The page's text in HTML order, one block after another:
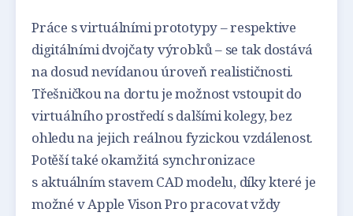
Práce s virtuálními prototypy – respektive
digitálními dvojčaty výrobků – se tak dostává
na dosud nevídanou úroveň realističnosti.
Třešničkou na dortu je možnost vstoupit do
virtuálního prostředí s dalšími kolegy, bez
ohledu na jejich reálnou fyzickou vzdálenost.
Potěší také okamžitá synchronizace
s aktuálním stavem CAD modelu, díky které je
možné v Apple Vison Pro pracovat vždy